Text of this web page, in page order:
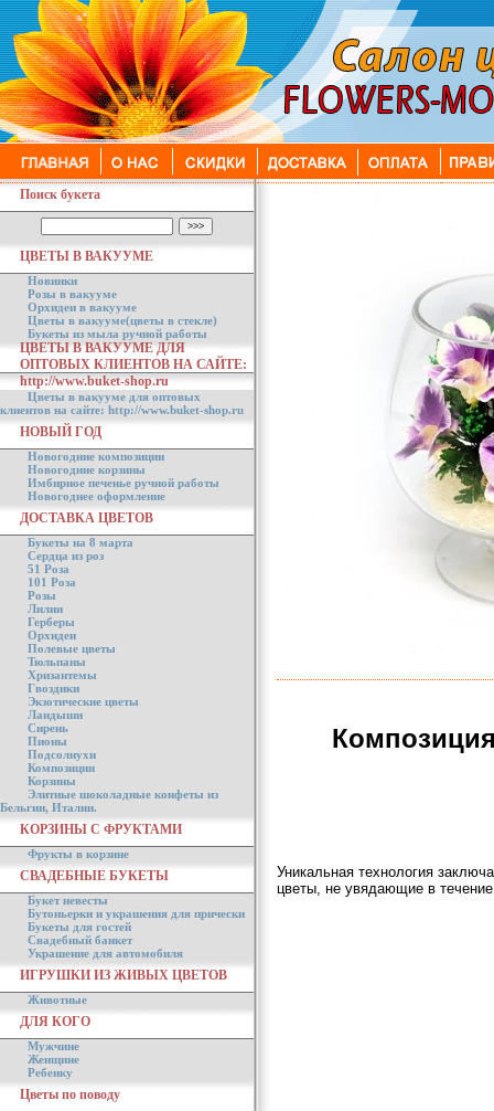
Поиск букета
ЦВЕТЫ В ВАКУУМЕ
Новинки
Розы в вакууме
Орхидеи в вакууме
Цветы в вакууме(цветы в стекле)
Букеты из мыла ручной работы
ЦВЕТЫ В ВАКУУМЕ ДЛЯ
ОПТОВЫХ КЛИЕНТОВ НА САЙТЕ:
http://www.buket-shop.ru
Цветы в вакууме для оптовых
клиентов на сайте: http://www.buket-shop.ru
НОВЫЙ ГОД
Новогодние композиции
Новогодние корзины
Имбирное печенье ручной работы
Новогоднее оформление
ДОСТАВКА ЦВЕТОВ
Букеты на 8 марта
Сердца из роз
51 Роза
101 Роза
Розы
Лилии
Герберы
Орхидеи
Полевые цветы
Тюльпаны
Хризантемы
Гвоздики
Экзотические цветы
Ландыши
Сирень
Пионы
Подсолнухи
Композиции
Корзины
Элитные шоколадные конфеты из
Бельгии, Италии.
КОРЗИНЫ С ФРУКТАМИ
Фрукты в корзине
СВАДЕБНЫЕ БУКЕТЫ
Букет невесты
Бутоньерки и украшения для прически
Букеты для гостей
Свадебный банкет
Украшение для автомобиля
ИГРУШКИ ИЗ ЖИВЫХ ЦВЕТОВ
Животные
ДЛЯ КОГО
Мужчине
Женщине
Ребенку
Цветы по поводу
Уникальная технология
цветы, не увядающие в